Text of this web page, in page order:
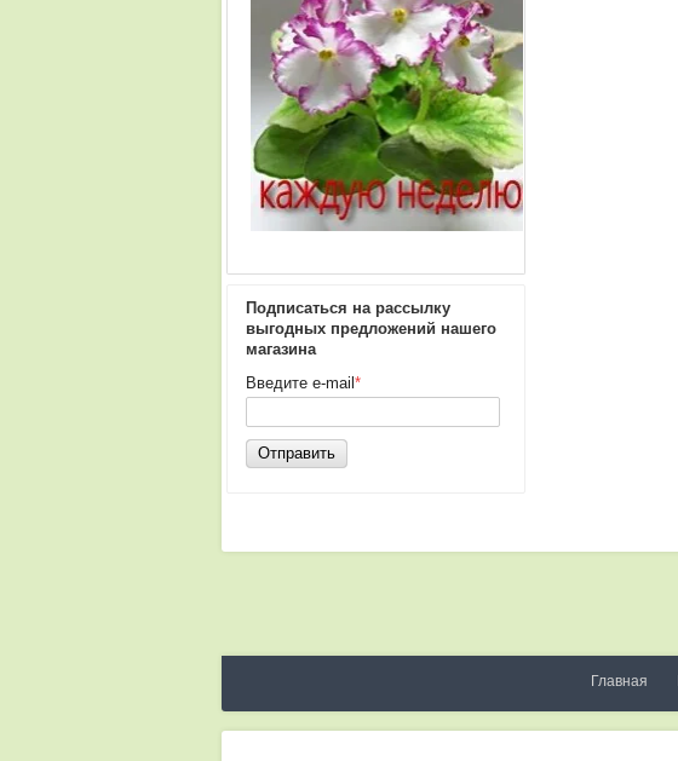
Подписаться на рассылку
выгодных предложений нашего
магазина
Введите e-mail *
Отправить
Главная